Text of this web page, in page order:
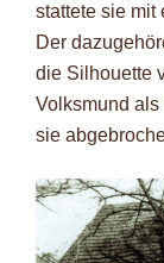
stattete sie mit
Der
die Silhouette
Volksmund als
sie